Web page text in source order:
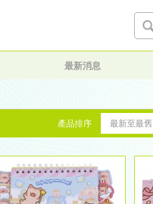
最新消息
產品排序 最新至最舊